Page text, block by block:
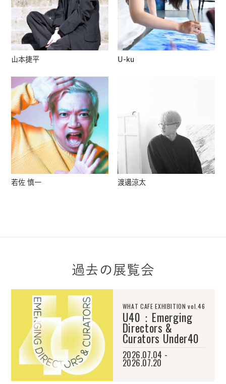
山本捷平 U-ku
若佐 慎一 渡邊涼太
過去の展覧会
WHAT CAFE EXHIBITION vol.46
U40：Emerging
Directors &
Curators Under40
2026.07.04 -
2026.07.20